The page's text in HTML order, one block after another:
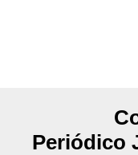
Periódico